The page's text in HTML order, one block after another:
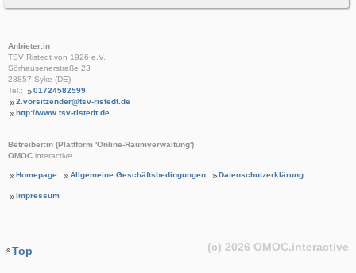
Anbieter:in
TSV Ristedt von 1926 e.V.
Sörhausenerstraße 23
28857 Syke (DE)
Tel.:
01724582599
2.vorsitzender@tsv-ristedt.de
http://www.tsv-ristedt.de
Betreiber:in (Plattform 'Online-Raumverwaltung')
OMOC.interactive
Homepage Allgemeine Geschäftsbedingungen Datenschutzerklärung
Impressum
Top (c) 2026 OMOC.interactive